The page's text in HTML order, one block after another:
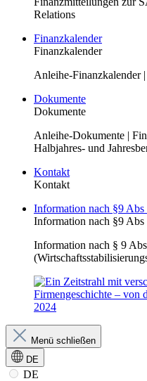
Relations
Finanzkalender
Finanzkalender
Anleihe-Finanzkalender
Dokumente
Dokumente
Anleihe-Dokumente |
Halbjahres- und
Kontakt
Kontakt
Information nach §9
Information nach §9
Information nach § 9
Menü schließen
DE
DE